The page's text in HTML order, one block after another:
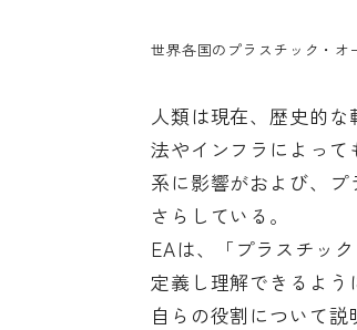
世界各国のプラスチック・
人類は現在、歴史的
法やインフラによっ
系に影響がおよび、
さらしている。
EAは、「プラスチッ
定義し理解できるよ
自らの役割について説